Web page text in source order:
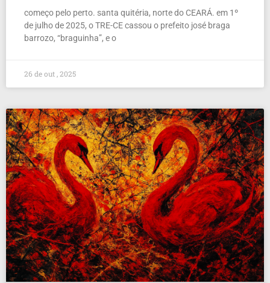
começo pelo perto. santa quitéria, norte do CEARÁ. em 1º
de julho de 2025, o TRE-CE cassou o prefeito josé braga
barrozo, “braguinha”, e o
26 de out , 2025